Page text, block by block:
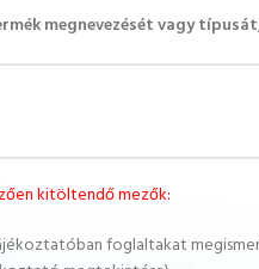
megnevezését vagy
kitöltendő mezők:
foglaltakat